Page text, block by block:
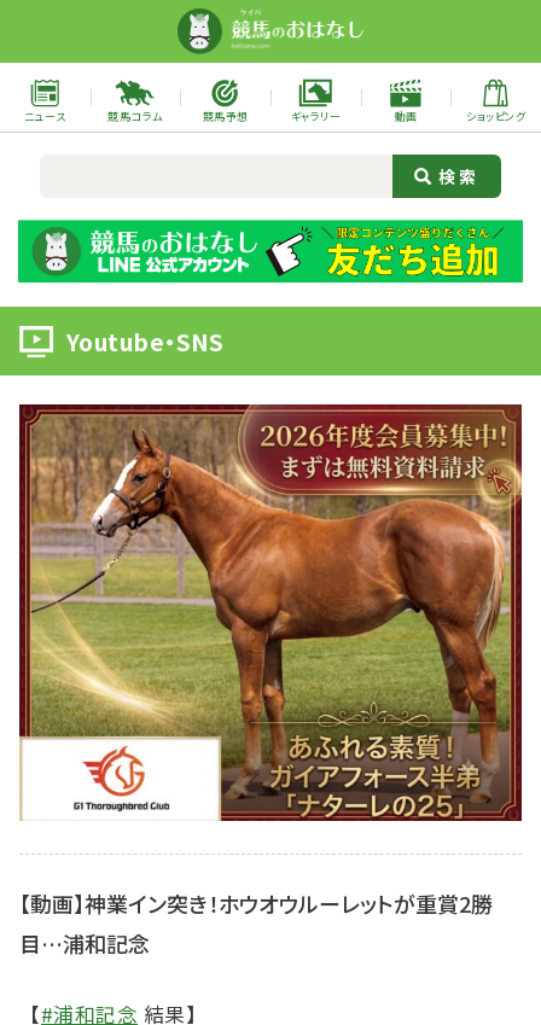
ニュース 競馬コラム 競馬予想 ギャラリー 動画 ショッピング
Youtube・SNS
【動画】神業イン突き！ホウオウルーレットが重賞2勝
目…浦和記念
【#浦和記念 結果】